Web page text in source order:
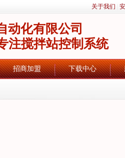
关于我们
动化有限公司
注搅拌站控制系统
招商加盟 下载中心